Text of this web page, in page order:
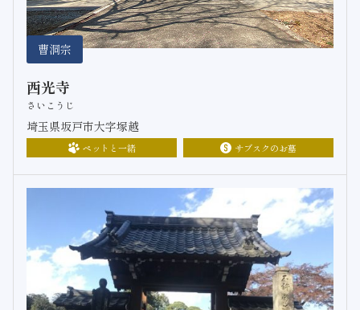
曹洞宗
西光寺
さいこうじ
埼玉県坂戸市大字塚越
ペットと一緒 サブスクのお墓